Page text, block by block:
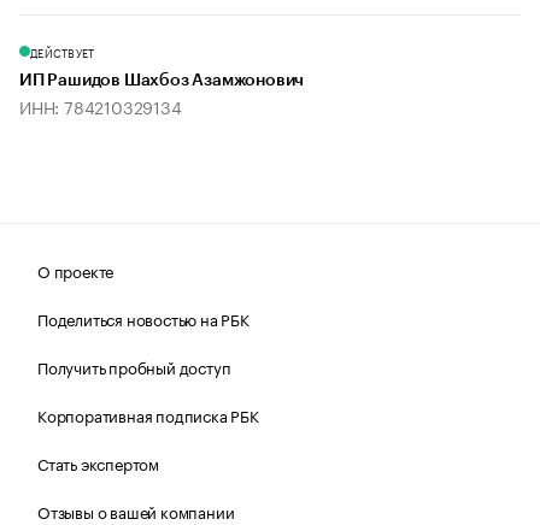
ДЕЙСТВУЕТ
ИП Рашидов Шахбоз Азамжонович
ИНН: 784210329134
О проекте
Поделиться новостью на РБК
Получить пробный доступ
Корпоративная подписка РБК
Стать экспертом
Отзывы о вашей компании